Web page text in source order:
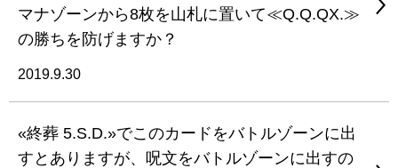
マナゾーンから8枚を山札に置いて≪Q.Q.QX.≫
の勝ちを防げますか？
2019.9.30
«終葬 5.S.D.»でこのカードをバトルゾーンに出
すとありますが、呪文をバトルゾーンに出すの